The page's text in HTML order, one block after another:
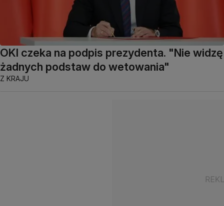
OKI czeka na podpis prezydenta. "Nie widzę
żadnych podstaw do wetowania"
Z KRAJU